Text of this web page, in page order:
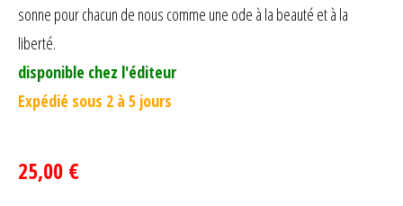
sonne pour chacun de nous comme une ode à la beauté et à la
liberté.
disponible chez l'éditeur
Expédié sous 2 à 5 jours
25,00 €